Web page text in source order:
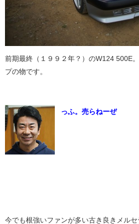
前期最終（１９９２年？）のW124 500E
プの物です。
っふ。売らねーぜ
今でも根強いファンが多い古き良きメル